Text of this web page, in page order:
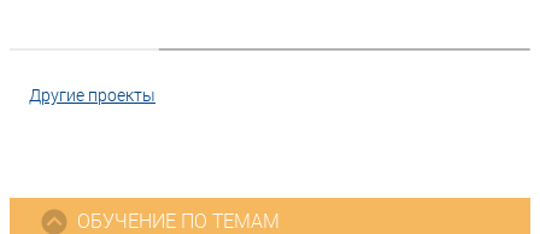
Другие проекты
ОБУЧЕНИЕ ПО ТЕМАМ